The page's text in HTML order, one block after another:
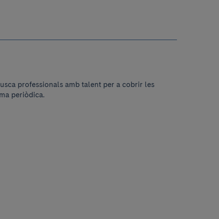
professionals amb talent per a cobrir les
periòdica.